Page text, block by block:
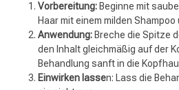
Umformung
Vorbereitung: Beginne mit
Haar mit einem milden
Anwendung: Breche die Spitze
den Inhalt gleichmäßig auf der
Behandlung sanft in die
Einwirken lassen: Lass die